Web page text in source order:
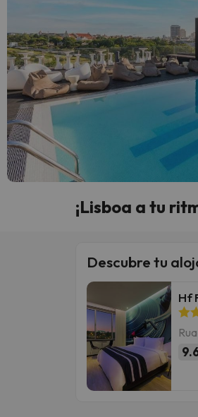
¡Lisboa a tu
Descubre tu
Hf